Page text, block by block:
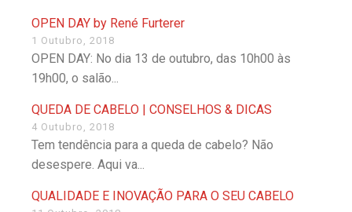
OPEN DAY by René Furterer
1 Outubro, 2018
OPEN DAY: No dia 13 de outubro, das 10h00 às
19h00, o salão...
QUEDA DE CABELO | CONSELHOS & DICAS
4 Outubro, 2018
Tem tendência para a queda de cabelo? Não
desespere. Aqui va...
QUALIDADE E INOVAÇÃO PARA O SEU CABELO